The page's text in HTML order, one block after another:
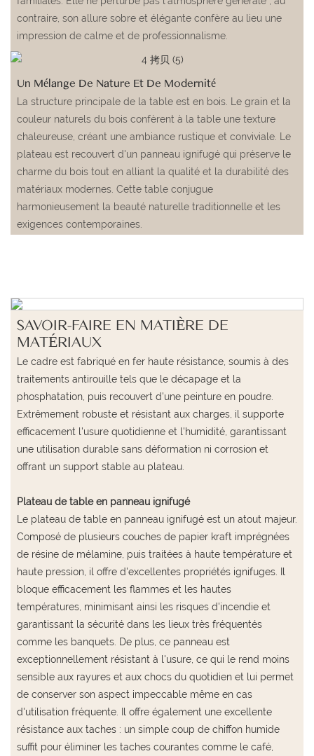
contraire, son allure sobre et élégante confère au lieu une
impression de calme et de professionnalisme.
Un Mélange De Nature Et De Modernité
La structure principale de la table est en bois. Le grain et la
couleur naturels du bois confèrent à la table une texture
chaleureuse, créant une ambiance rustique et conviviale. Le
plateau est recouvert d'un panneau ignifugé qui préserve le
charme du bois tout en alliant la qualité et la durabilité des
matériaux modernes. Cette table conjugue
harmonieusement la beauté naturelle traditionnelle et les
exigences contemporaines.
SAVOIR-FAIRE EN MATIÈRE DE
MATÉRIAUX
Le cadre est fabriqué en fer haute résistance, soumis à des
traitements antirouille tels que le décapage et la
phosphatation, puis recouvert d'une peinture en poudre.
Extrêmement robuste et résistant aux charges, il supporte
efficacement l'usure quotidienne et l'humidité, garantissant
une utilisation durable sans déformation ni corrosion et
offrant un support stable au plateau.
Plateau de table en panneau ignifugé
Le plateau de table en panneau ignifugé est un atout majeur.
Composé de plusieurs couches de papier kraft imprégnées
de résine de mélamine, puis traitées à haute température et
haute pression, il offre d'excellentes propriétés ignifuges. Il
bloque efficacement les flammes et les hautes
températures, minimisant ainsi les risques d'incendie et
garantissant la sécurité dans les lieux très fréquentés
comme les banquets. De plus, ce panneau est
exceptionnellement résistant à l'usure, ce qui le rend moins
sensible aux rayures et aux chocs du quotidien et lui permet
de conserver son aspect impeccable même en cas
d'utilisation fréquente. Il offre également une excellente
résistance aux taches : un simple coup de chiffon humide
suffit pour éliminer les taches courantes comme le café,